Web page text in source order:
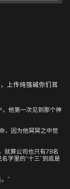
上传纯强碱你们耳
他第一次见到那个神
，因为他冥冥之中觉
就算公司也只有78名
字里的“十三”到底是
”